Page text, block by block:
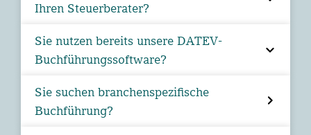
Ihren Steuerberater?
Sie nutzen bereits unsere DATEV-
Buchführungssoftware?
Sie suchen branchenspezifische
Buchführung?